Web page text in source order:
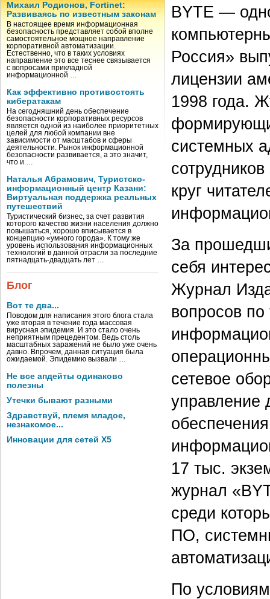
Михаил Родионов, Fortinet:
Развиваясь по известным законам
В настоящее время информационная
безопасность представляет собой вполне
самостоятельное мощное направление
корпоративной автоматизации.
Естественно, что в таких условиях
направление это все теснее связывается
с вопросами прикладной
информационной …
Как эффективно противостоять
кибератакам
На сегодняшний день обеспечение
безопасности корпоративных ресурсов
является одной из наиболее приоритетных
целей для любой компании вне
зависимости от масштабов и сферы
деятельности. Рынок информационной
безопасности развивается, а это значит,
что и …
Наталья Абрамович, Туристско-
информационный центр Казани:
Виртуальная поддержка реальных
путешествий
Туристический бизнес, за счет развития
которого качество жизни населения должно
повышаться, хорошо вписывается в
концепцию «умного города». К тому же
уровень использования информационных
технологий в данной отрасли за последние
пятнадцать-двадцать лет …
Блог
Вот те два...
Поводом для написания этого блога стала
уже вторая в течение года массовая
вирусная эпидемия. И это стало очень
неприятным прецедентом. Ведь столь
масштабных заражений не было уже очень
давно. Впрочем, данная ситуация была
ожидаемой. Эпидемию вызвали …
Не все апдейты одинаково
полезны
Утечки бывают разными
Здравствуй, племя младое,
незнакомое...
Инновации для сетей X5
BYTE —
Россия»
лицензии
1998 года.
системных
круг
За
себя
Журнал
вопросов по
сетевое
управление
17 тыс.
журнал
среди
ПО,
По